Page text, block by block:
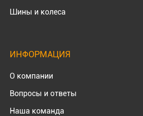
Шины и колеса
ИНФОРМАЦИЯ
О компании
Вопросы и ответы
Наша команда